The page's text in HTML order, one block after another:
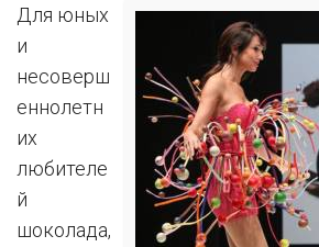
Для юных
и
несоверш
еннолетн
их
любителе
й
шоколада,